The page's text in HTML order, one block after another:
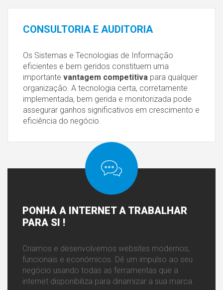
CONSULTORIAE AUDITORIA
Os Sistemas e Tecnologias de Informação
eficientes e bem geridos constituem uma
importante vantagem competitiva para qualquer
organização. A tecnologia certa, corretamente
implementada, bem gerida e monitorizada pode
assegurar ganhos significativos em crescimento e
eficiência do negócio.
PONHA A INTERNET A TRABALHAR
PARA SI !
Criamos e desenvolvemos websites modernos,
funcionais e económicos. Dê um impulso ao seu
negócio usando todas as ferramentas que a
internet disponibiliza para dinamizar a sua marca.